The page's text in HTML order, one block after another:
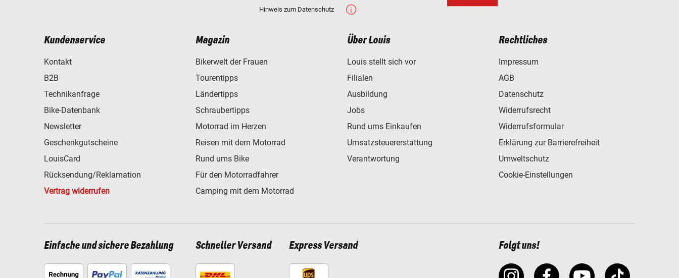
Hinweis zum Datenschutz
Kundenservice
Kontakt
B2B
Technikanfrage
Bike-Datenbank
Newsletter
Geschenkgutscheine
LouisCard
Rücksendung/Reklamation
Vertrag widerrufen
Magazin
Bikerwelt der Frauen
Tourentipps
Ländertipps
Schraubertipps
Motorrad im Herzen
Reisen mit dem Motorrad
Rund ums Bike
Für den Motorradfahrer
Camping mit dem Motorrad
Über Louis
Louis stellt sich vor
Filialen
Ausbildung
Jobs
Rund ums Einkaufen
Umsatzsteuererstattung
Verantwortung
Rechtliches
Impressum
AGB
Datenschutz
Widerrufsrecht
Widerrufsformular
Erklärung zur Barrierefreiheit
Umweltschutz
Cookie-Einstellungen
Einfache und sichere Bezahlung Schneller Versand Express Versand Folgt uns!